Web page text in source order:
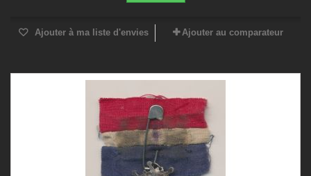
Ajouter à ma liste d'envies Ajouter au comparateur